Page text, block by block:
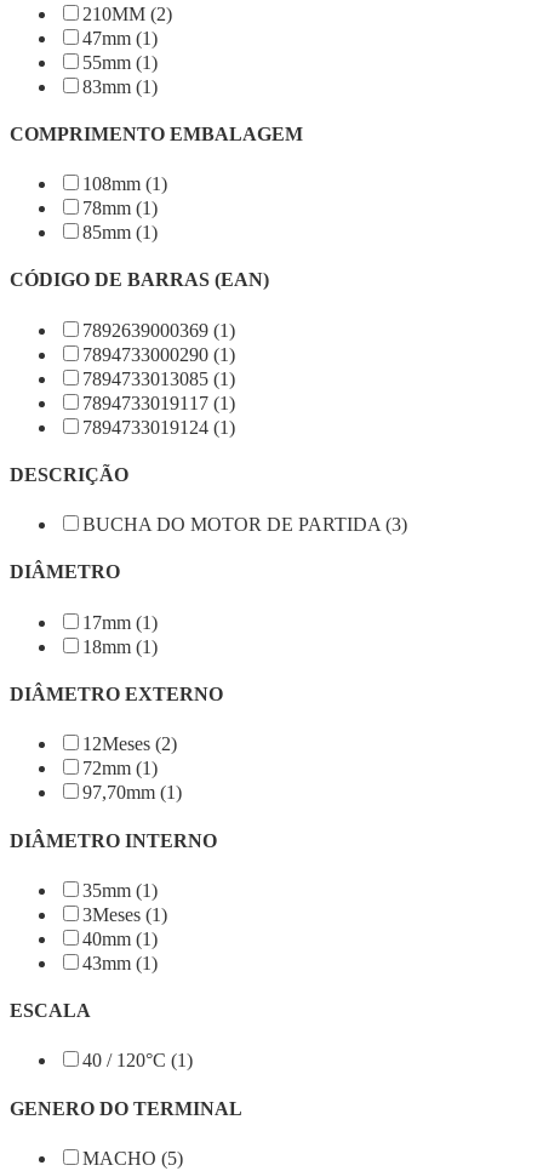
210MM (2)
47mm (1)
55mm (1)
83mm (1)
COMPRIMENTO EMBALAGEM
108mm (1)
78mm (1)
85mm (1)
CÓDIGO DE BARRAS (EAN)
7892639000369 (1)
7894733000290 (1)
7894733013085 (1)
7894733019117 (1)
7894733019124 (1)
DESCRIÇÃO
BUCHA DO MOTOR DE PARTIDA (3)
DIÂMETRO
17mm (1)
18mm (1)
DIÂMETRO EXTERNO
12Meses (2)
72mm (1)
97,70mm (1)
DIÂMETRO INTERNO
35mm (1)
3Meses (1)
40mm (1)
43mm (1)
ESCALA
40 / 120°C (1)
GENERO DO TERMINAL
MACHO (5)